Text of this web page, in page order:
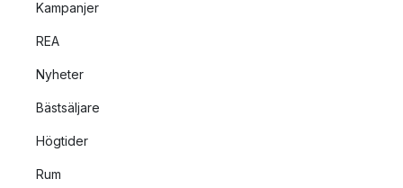
Kampanjer
REA
Nyheter
Bästsäljare
Högtider
Rum